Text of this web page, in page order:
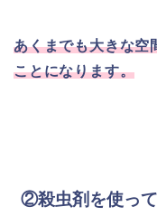
あくまでも大きな空
ことになります。
②殺虫剤を使っ